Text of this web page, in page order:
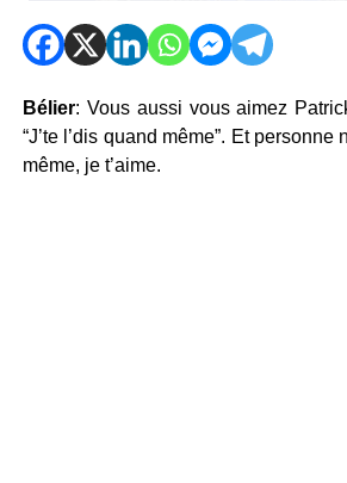
Bélier: Vous aussi vous aimez
“J’te l’dis quand même”. Et
même, je t’aime.